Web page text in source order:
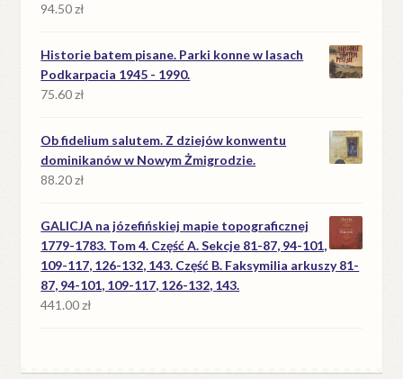
94.50zł
Historie batem pisane. Parki konne w lasach
Podkarpacia 1945 - 1990.
75.60zł
Ob fidelium salutem. Z dziejów konwentu
dominikanów w Nowym Żmigrodzie.
88.20zł
GALICJA na józefińskiej mapie topograficznej
1779-1783. Tom 4. Część A. Sekcje 81-87, 94-101,
109-117, 126-132, 143. Część B. Faksymilia arkuszy 81-
87, 94-101, 109-117, 126-132, 143.
441.00zł